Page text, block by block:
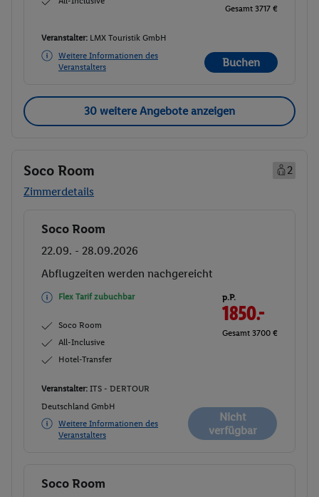
Gesamt 3717 €
Veranstalter: LMX Touristik GmbH
Weitere Informationen des
Veranstalters
Buchen
30 weitere Angebote anzeigen
Soco Room
2
Zimmerdetails
Buchen
Soco Room
22.09. - 28.09.2026
Abflugzeiten werden nachgereicht
Flex Tarif zubuchbar
Soco Room
All-Inclusive
Hotel-Transfer
p.P.
1850.-
Gesamt 3700 €
Veranstalter: ITS - DERTOUR
Deutschland GmbH
Weitere Informationen des
Veranstalters
Nicht
verfügbar
Buchen
Soco Room